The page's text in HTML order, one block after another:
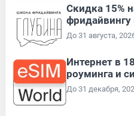
Скидка 15%
фридайвингу
До 31 августа,
Интернет в
роуминга и
До 31 декабря,